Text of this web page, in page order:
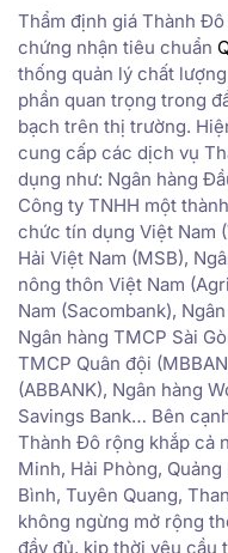
Thẩm định giá Thành
chứng nhận tiêu chuẩn
thống quản lý chất
phần quan trọng trong
bạch trên thị trường.
cung cấp các dịch vụ
dụng như: Ngân hàng
Công ty TNHH một
chức tín dụng Việt Nam
Hải Việt Nam (MSB),
nông thôn Việt Nam
Nam (Sacombank),
Ngân hàng TMCP Sài
TMCP Quân đội
(ABBANK), Ngân hàng
Savings Bank… Bên
Thành Đô rộng khắp cả
Minh, Hải Phòng,
Bình, Tuyên Quang,
không ngừng mở rộng
đầy đủ, kịp thời yêu cầu